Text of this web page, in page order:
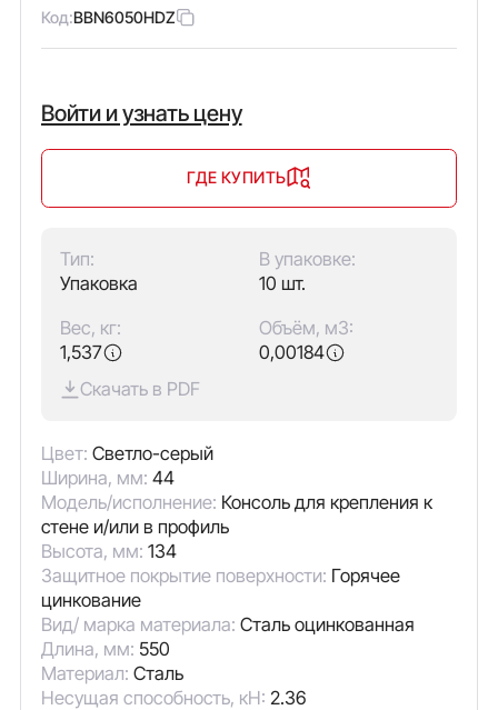
Код:BBN6050HDZ
Войти и узнать цену
ГДЕ КУПИТЬ
Тип:
Упаковка
В упаковке:
10 шт.
Вес, кг:
1,537
Объём, м3:
0,00184
Скачать в PDF
Цвет: Светло-серый
Ширина, мм: 44
Модель/исполнение: Консоль для крепления к
стене и/или в профиль
Высота, мм: 134
Защитное покрытие поверхности: Горячее
цинкование
Вид/ марка материала: Сталь оцинкованная
Длина, мм: 550
Материал: Сталь
Несущая способность, кН: 2.36